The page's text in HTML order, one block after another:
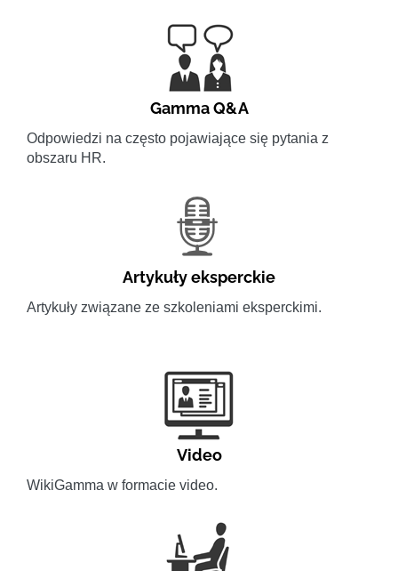
Gamma Q&A
Odpowiedzi na często pojawiające się pytania z
obszaru HR.
Artykuły eksperckie
Artykuły związane ze szkoleniami eksperckimi.
Video
WikiGamma w formacie video.